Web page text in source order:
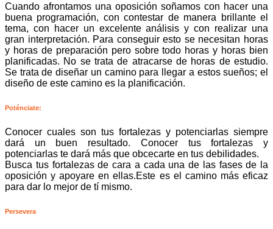
Cuando afrontamos una oposición soñamos con hacer una
buena programación, con contestar de manera brillante el
tema, con hacer un excelente análisis y con realizar una
gran interpretación. Para conseguir esto se necesitan horas
y horas de preparación pero sobre todo horas y horas bien
planificadas. No se trata de atracarse de horas de estudio.
Se trata de diseñar un camino para llegar a estos sueños; el
diseño de este camino es la planificación.
Poténciate:
Conocer cuales son tus fortalezas y potenciarlas siempre
dará un buen resultado. Conocer tus fortalezas y
potenciarlas te dará más que obcecarte en tus debilidades.
Busca tus fortalezas de cara a cada una de las fases de la
oposición y apoyare en ellas.Este es el camino más eficaz
para dar lo mejor de tí mismo.
Persevera